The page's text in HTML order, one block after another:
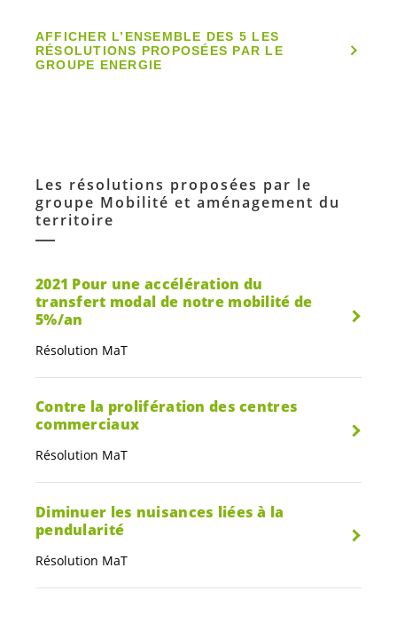
AFFICHER L’ENSEMBLE DES 5 LES
RÉSOLUTIONS PROPOSÉES PAR LE
GROUPE ENERGIE
Les résolutions proposées par le
groupe Mobilité et aménagement du
territoire
2021 Pour une accélération du
transfert modal de notre mobilité de
5%/an
Résolution MaT
Contre la prolifération des centres
commerciaux
Résolution MaT
Diminuer les nuisances liées à la
pendularité
Résolution MaT